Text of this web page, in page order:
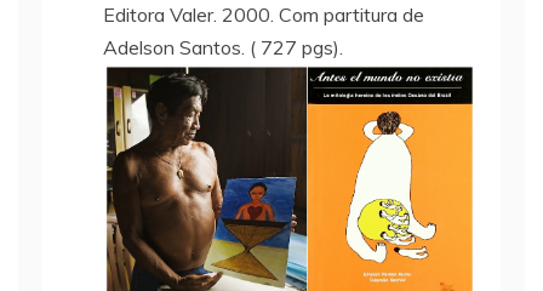
Editora Valer. 2000. Com partitura de
Adelson Santos. ( 727 pgs).